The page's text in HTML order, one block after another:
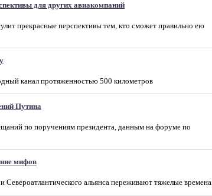
для других авиакомпаний
прекрасные перспективы тем, кто сможет правильно ею
канал протяженностью 500 километров
Путина
по поручениям президента, данным на форуме по
мифов
альянса переживают тяжелые времена